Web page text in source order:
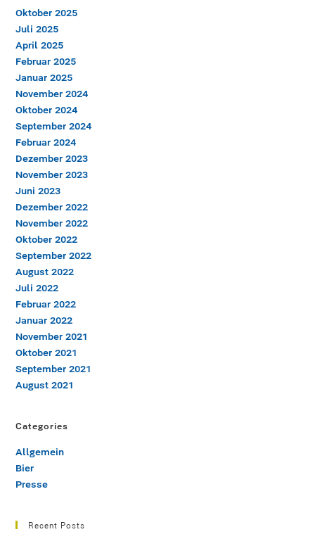
Oktober 2025
Juli 2025
April 2025
Februar 2025
Januar 2025
November 2024
Oktober 2024
September 2024
Februar 2024
Dezember 2023
November 2023
Juni 2023
Dezember 2022
November 2022
Oktober 2022
September 2022
August 2022
Juli 2022
Februar 2022
Januar 2022
November 2021
Oktober 2021
September 2021
August 2021
Categories
Allgemein
Bier
Presse
Recent Posts